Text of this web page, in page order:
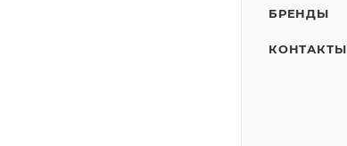
БРЕНДЫ
КОНТАКТЫ